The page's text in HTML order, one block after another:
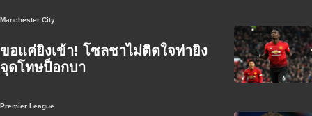
Manchester City
ขอแค่ยิงเข้า! โซลชาไม่ติดใจท่ายิง
จุดโทษป็อกบา
Premier League